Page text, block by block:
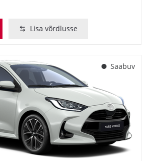
Lisa võrdlusse
Saabuv